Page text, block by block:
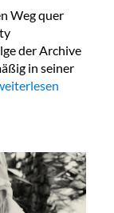
Weg quer
der Archive
in seiner
Berlin Flash